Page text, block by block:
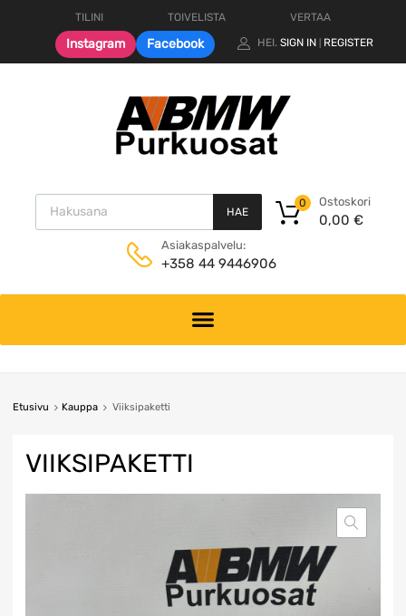
TILINI TOIVELISTA VERTAA
Instagram Facebook HEI. SIGN IN REGISTER
Products search
HAE
Ostoskori
0,00 €
0
Asiakaspalvelu:
+358 44 9446906
content
Etusivu Kauppa Viiksipaketti
VIIKSIPAKETTI